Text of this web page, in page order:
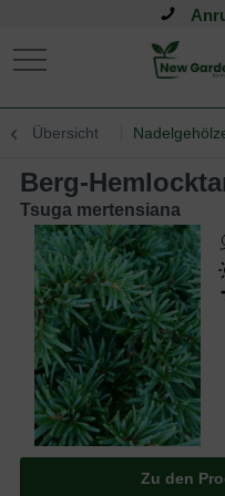
Übersicht
Berg-
Tsuga mertensiana
Zu den